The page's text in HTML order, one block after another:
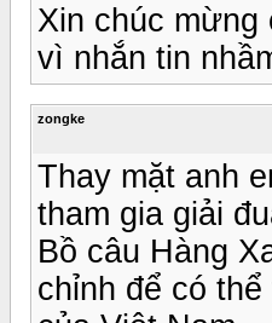
Xin chúc mừng
vì nhắn tin
zongke
Thay mặt anh
tham gia giải
Bồ câu Hàng
chỉnh để có